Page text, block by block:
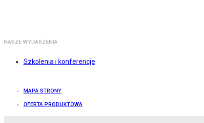
NASZE WYDARZENIA
Szkolenia i konferencje
MAPA STRONY
OFERTA PRODUKTOWA